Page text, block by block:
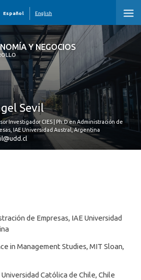
Y NEGOCIOS
Español English
Y NEGOCIOS
Sevil
Investigador CIES | Ph.D en Administración de
IAE Universidad Austral, Argentina
de Empresas, IAE Universidad
in Management Studies, MIT Sloan,
Católica de Chile, Chile